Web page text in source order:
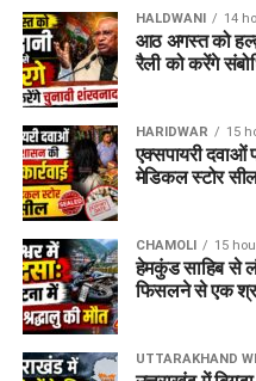
HALDWANI 14
आठ अगस्त को
रैली को करेंगे
HARIDWAR 15
एक्सपायरी दवाओं
मेडिकल स्टोर
CHAMOLI 15
हेमकुंड साहिब से
फिसलने से एक
UTTARAKHAND